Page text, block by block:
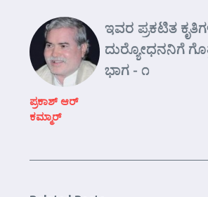
ಪ್ರಕಾಶ್ ಆರ್‍
ಕಮ್ಮಾರ್‍
ಇವರ ಪ್ರಕಟಿತ
ದುರ್‍ಯೋಧನನಿಗೆ
ಭಾಗ - ೧